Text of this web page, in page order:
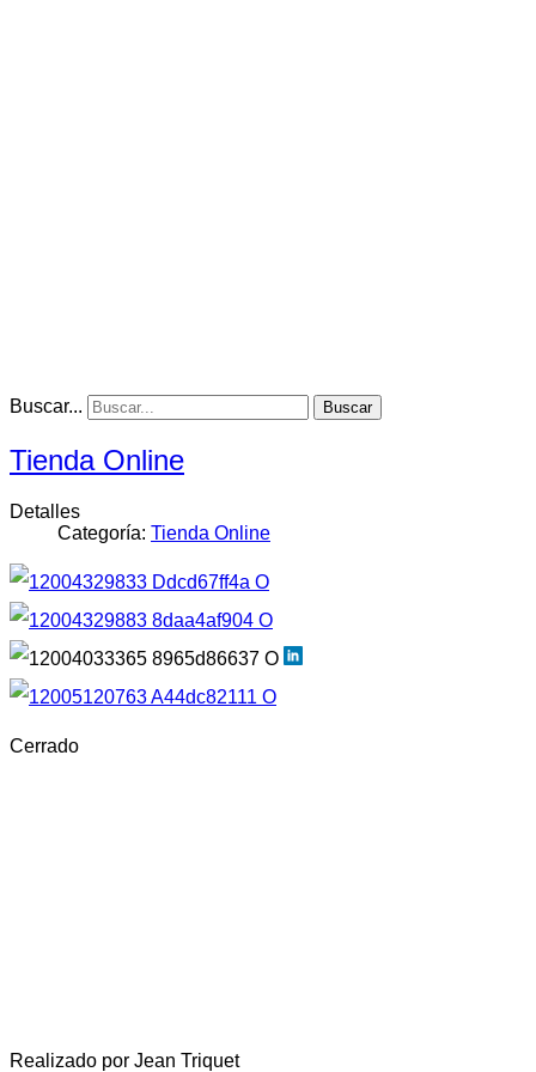
Buscar... Buscar
Tienda Online
Detalles
Categoría: Tienda Online
Cerrado
Realizado por Jean Triquet